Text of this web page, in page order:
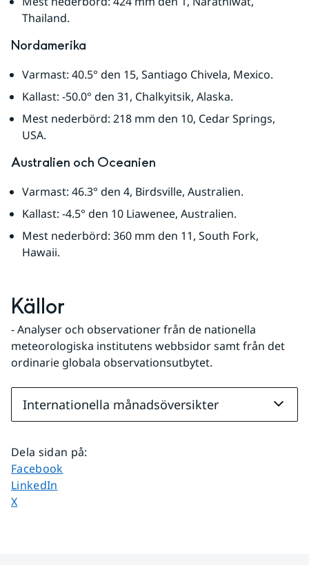
Thailand.
Nordamerika
Varmast: 40.5° den 15, Santiago Chivela, Mexico.
Kallast: -50.0° den 31, Chalkyitsik, Alaska.
Mest nederbörd: 218 mm den 10, Cedar Springs,
USA.
Australien och Oceanien
Varmast: 46.3° den 4, Birdsville, Australien.
Kallast: -4.5° den 10 Liawenee, Australien.
Mest nederbörd: 360 mm den 11, South Fork,
Hawaii.
Källor
- Analyser och observationer från de nationella
meteorologiska institutens webbsidor samt från det
ordinarie globala observationsutbytet.
Internationella månadsöversikter
Dela sidan på:
Dela sidan på
Facebook
Dela sidan på
LinkedIn
Dela sidan på
X